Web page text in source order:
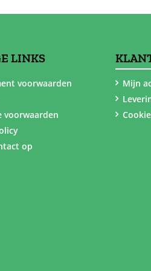
LINKS
voorwaarden
voorwaarden
op
Mijn